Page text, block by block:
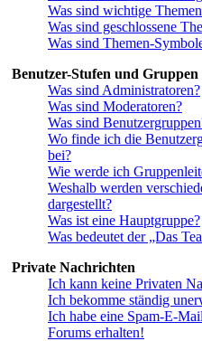
Was sind wichtige
Was sind geschlossene
Was sind Themen-
Benutzer-Stufen und Gruppen
Was sind Administratoren?
Was sind Moderatoren?
Was sind
Wo finde ich die
bei?
Wie werde ich
Weshalb werden
dargestellt?
Was ist eine Hauptgruppe?
Was bedeutet der „Das
Private Nachrichten
Ich kann keine Privaten
Ich bekomme ständig
Ich habe eine Spam-E-
Forums erhalten!